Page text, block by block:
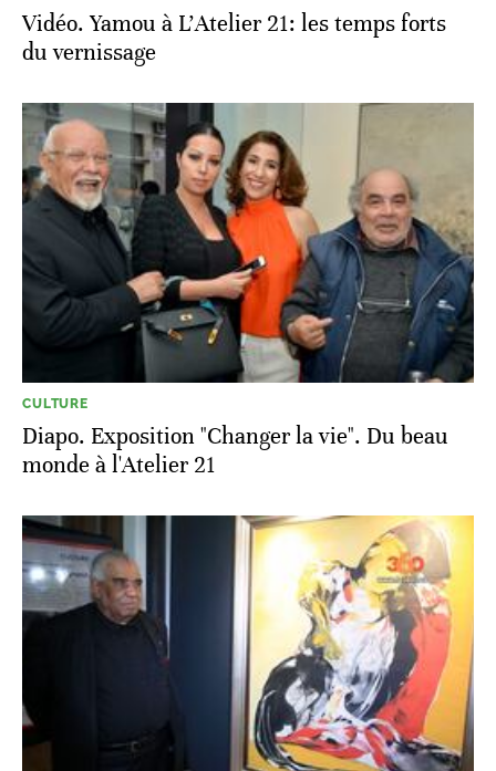
Vidéo. Yamou à L'Atelier 21: les temps forts
du vernissage
CULTURE
Diapo. Exposition "Changer la vie". Du beau
monde à l'Atelier 21